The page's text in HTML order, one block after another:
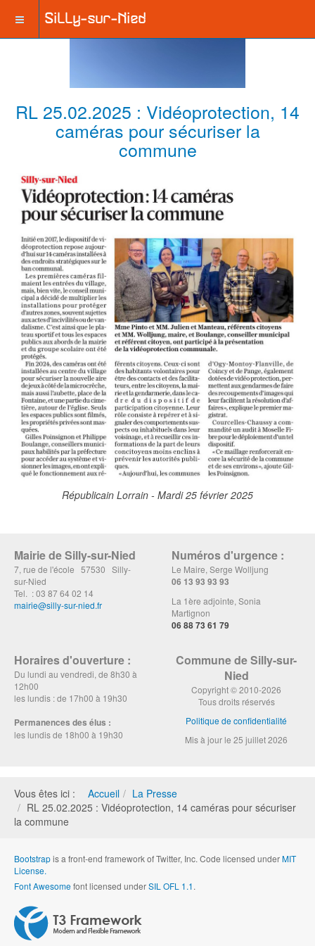
RL 25.02.2025 : Vidéoprotection, 14
caméras pour sécuriser la
commune
Républicain Lorrain - Mardi 25 février 2025
Mairie de Silly-sur-Nied
7, rue de l'école 57530 Silly-
sur-Nied
Tel. : 03 87 64 02 14
mairie@silly-sur-nied.fr
Numéros d'urgence :
Le Maire, Serge Wolljung
06 13 93 93 93
La 1ère adjointe, Sonia
Martignon
06 88 73 61 79
Horaires d'ouverture :
Du lundi au vendredi, de 8h30 à
12h00
les lundis : de 17h00 à 19h30
Permanences des élus :
les lundis de 18h00 à 19h30
Commune de Silly-sur-
Nied
Copyright © 2010-2026
Tous droits réservés
Politique de confidentialité
Mis à jour le 25 juillet 2026
Vous êtes ici : Accueil
La Presse
RL 25.02.2025 : Vidéoprotection, 14 caméras pour sécuriser
la commune
Bootstrapis a front-end framework of Twitter, Inc. Code licensed underMIT
License.
Font Awesomefont licensed underSIL OFL 1.1.